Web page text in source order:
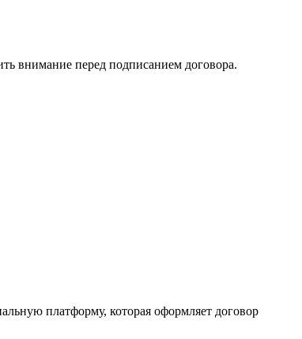
внимание перед подписанием договора.
платформу, которая оформляет договор